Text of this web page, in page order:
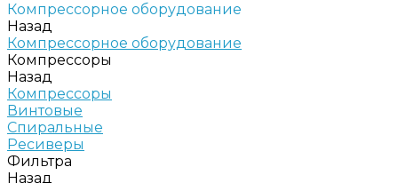
Компрессорное оборудование
Назад
Компрессорное оборудование
Компрессоры
Назад
Компрессоры
Винтовые
Спиральные
Ресиверы
Фильтра
Назад